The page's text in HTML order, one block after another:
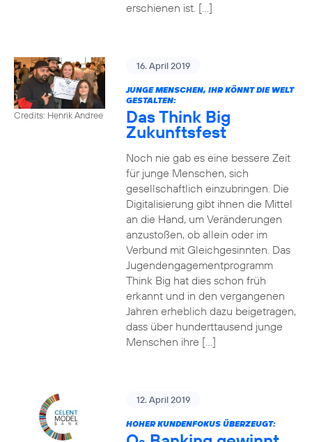
erschienen ist. […]
Credits: Henrik Andree
16. April 2019
JUNGE MENSCHEN, IHR KÖNNT DIE WELT
GESTALTEN:
Das Think Big
Zukunftsfest
Noch nie gab es eine bessere Zeit
für junge Menschen, sich
gesellschaftlich einzubringen. Die
Digitalisierung gibt ihnen die Mittel
an die Hand, um Veränderungen
anzustoßen, ob allein oder im
Verbund mit Gleichgesinnten. Das
Jugendengagementprogramm
Think Big hat dies schon früh
erkannt und in den vergangenen
Jahren erheblich dazu beigetragen,
dass über hunderttausend junge
Menschen ihre […]
12. April 2019
HOHER KUNDENFOKUS ÜBERZEUGT: